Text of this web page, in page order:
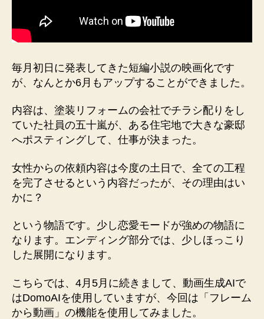
レ
動
画
成
【DomoAI】
へ
毎月初日に発表してきた短編小説の映画化です
が、なんとか6月もアップすることができました。
内容は、塗装リフォームの会社でチラシ配りをし
ていた社員の五十嵐が、ある住宅地で大きな豪邸
へポスティングして、仕事が決まった。
女性からの依頼内容は今度の土日で、全ての工程
を完了させるという内容だったが、その理由はい
かに？
という物語です。少し恋愛モードが強めの物語に
なります。エンディング部分では、少しほっこり
した展開になります。
こちらでは、4月5月に続きまして、動画生成AIで
はDomoAIを使用していますが、今回は「フレーム
から動画」の機能を使用してみました。